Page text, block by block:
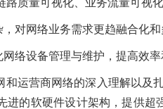
对网络业务需求更趋融合化
络设备管理与维护，提高效
运营商网络的深入理解以及
的软硬件设计架构，提供